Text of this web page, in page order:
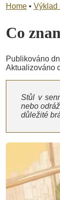
Home • Výklad
Co
Publikováno
Aktualizováno
Stůl v
nebo
důležité